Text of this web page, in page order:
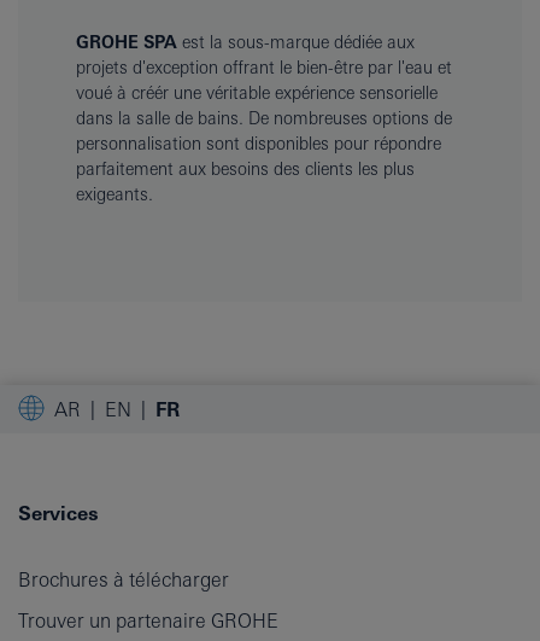
GROHE SPA est la sous-marque dédiée aux
projets d'exception offrant le bien-être par l'eau et
voué à créér une véritable expérience sensorielle
dans la salle de bains. De nombreuses options de
personnalisation sont disponibles pour répondre
parfaitement aux besoins des clients les plus
exigeants.
AR EN FR
Services
Brochures à télécharger
Trouver un partenaire GROHE